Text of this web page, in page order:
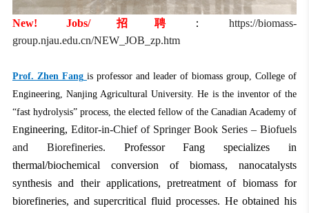
New! Jobs/招聘 ：https://biomass-
group.njau.edu.cn/NEW_JOB_zp.htm
Prof. Zhen Fang is professor and leader of biomass group, College of
Engineering, Nanjing Agricultural University. He is the inventor of the
“fast hydrolysis” process, the elected fellow of the Canadian Academy of
Engineering, Editor-in-Chief of Springer Book Series – Biofuels
and Biorefineries. Professor Fang specializes in
thermal/biochemical conversion of biomass, nanocatalysts
synthesis and their applications, pretreatment of biomass for
biorefineries, and supercritical fluid processes. He obtained his